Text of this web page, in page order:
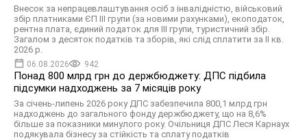
Внесок за непрацевлаштування осіб з інвалідністю, військовий
збір платниками ЄП ІІІ групи (за новими рахунками), екоподаток,
рентна плата, єдиний податок для III групи, туристичний збір.
Загалом з десяток податків та зборів, які слід сплатити за ІI кв.
2026 р.
06.08.2026 942
Понад 800 млрд грн до держбюджету: ДПС підбила
підсумки надходжень за 7 місяців року
За січень-липень 2026 року ДПС забезпечила 800,1 млрд грн
надходжень до загального фонду держбюджету, що на 8,6%
більше за показники минулого року. Очільниця ДПС Леся Карнаух
подякувала бізнесу за стійкість та сплату податків